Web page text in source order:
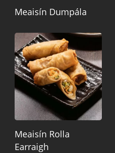
Meaisín Dumpála
Meaisín Rolla
Earraigh